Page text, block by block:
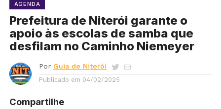
AGENDA
Prefeitura de Niterói garante o
apoio às escolas de samba que
desfilam no Caminho Niemeyer
Por Guia de Niterói
Publicado em 04/02/2025
Compartilhe